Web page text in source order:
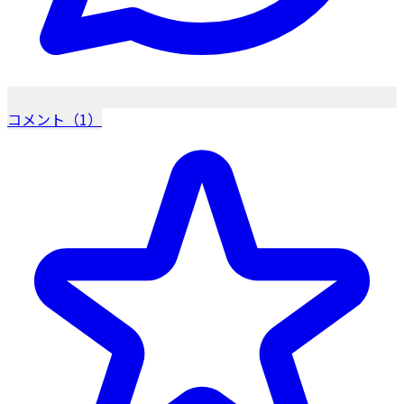
コメント（1）